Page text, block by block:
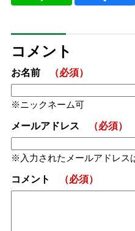
コメント
お名前 （必須）
ニックネーム可
メールアドレス （必須）
入力されたメールアドレス
コメント （必須）